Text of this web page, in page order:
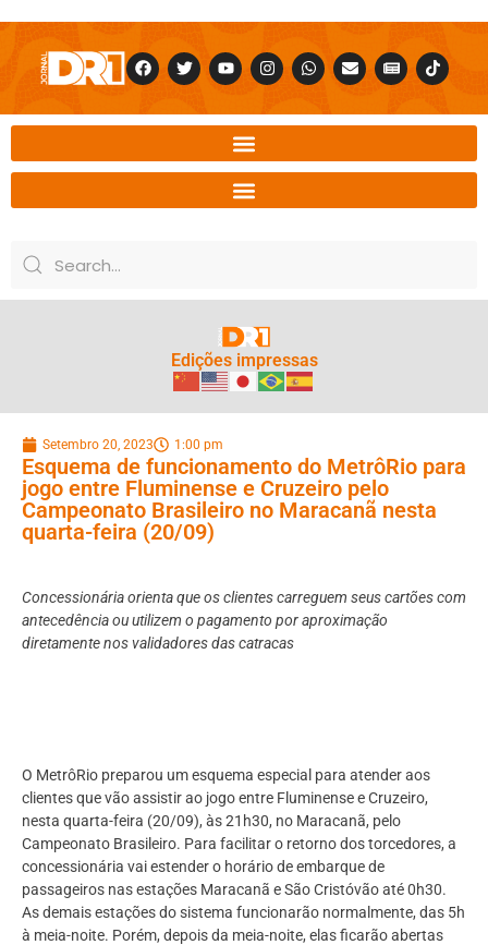
Edições impressas
Setembro 20, 2023 1:00 pm
Esquema de funcionamento do MetrôRio para
jogo entre Fluminense e Cruzeiro pelo
Campeonato Brasileiro no Maracanã nesta
quarta-feira (20/09)
Concessionária orienta que os clientes carreguem seus cartões com
antecedência ou utilizem o pagamento por aproximação
diretamente nos validadores das catracas
O MetrôRio preparou um esquema especial para atender aos
clientes que vão assistir ao jogo entre Fluminense e Cruzeiro,
nesta quarta-feira (20/09), às 21h30, no Maracanã, pelo
Campeonato Brasileiro. Para facilitar o retorno dos torcedores, a
concessionária vai estender o horário de embarque de
passageiros nas estações Maracanã e São Cristóvão até 0h30.
As demais estações do sistema funcionarão normalmente, das 5h
à meia-noite. Porém, depois da meia-noite, elas ficarão abertas